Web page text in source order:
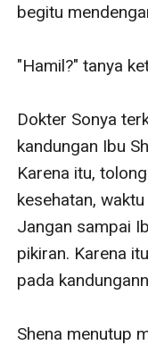
begitu
"Hamil?" tanya
Dokter Sonya
kandungan Ibu
Karena itu,
kesehatan,
Jangan sampai
pikiran. Karena
pada
Shena menutup